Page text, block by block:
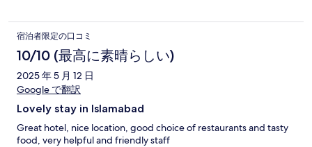
宿泊者限定の口コミ
10/10 (最高に素晴らしい)
2025 年 5 月 12 日
Google で翻訳
Lovely stay in Islamabad
Great hotel, nice location, good choice of restaurants and tasty
food, very helpful and friendly staff